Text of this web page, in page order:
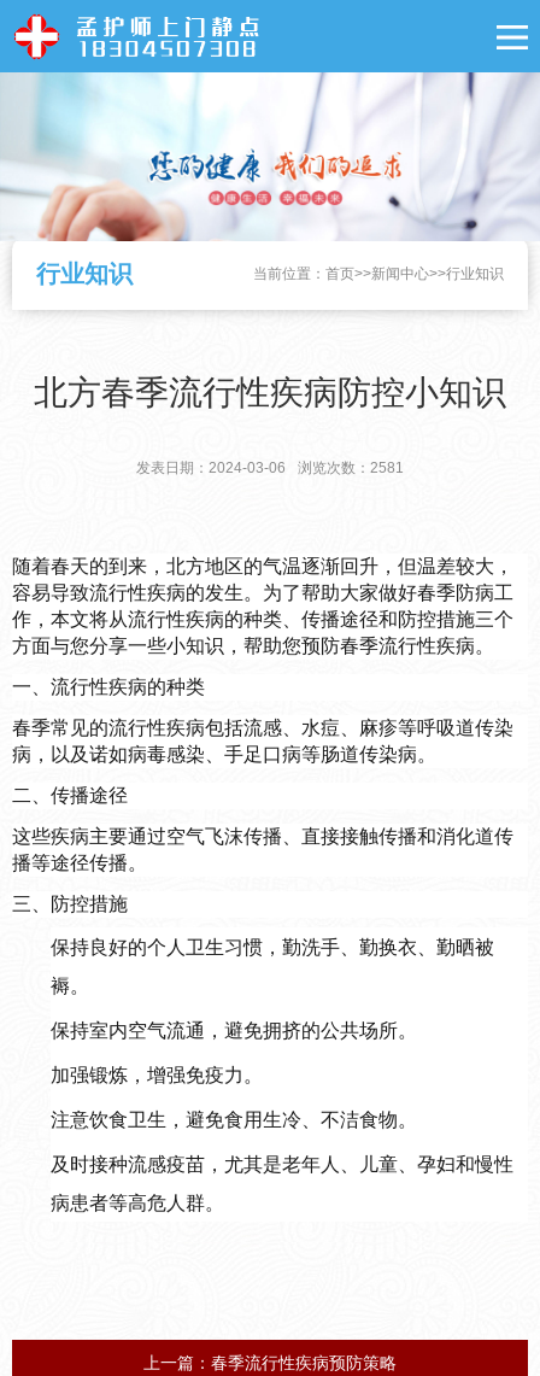
行业知识 当前位置： 首页>>新闻中心>>行业知识
北方春季流行性疾病防控小知识
发表日期：2024-03-06 浏览次数：2581
随着春天的到来，北方地区的气温逐渐回升，但温差较大，
容易导致流行性疾病的发生。为了帮助大家做好春季防病工
作，本文将从流行性疾病的种类、传播途径和防控措施三个
方面与您分享一些小知识，帮助您预防春季流行性疾病。
一、流行性疾病的种类
春季常见的流行性疾病包括流感、水痘、麻疹等呼吸道传染
病，以及诺如病毒感染、手足口病等肠道传染病。
二、传播途径
这些疾病主要通过空气飞沫传播、直接接触传播和消化道传
播等途径传播。
三、防控措施
保持良好的个人卫生习惯，勤洗手、勤换衣、勤晒被
褥。
保持室内空气流通，避免拥挤的公共场所。
加强锻炼，增强免疫力。
注意饮食卫生，避免食用生冷、不洁食物。
及时接种流感疫苗，尤其是老年人、儿童、孕妇和慢性
病患者等高危人群。
上一篇： 春季流行性疾病预防策略